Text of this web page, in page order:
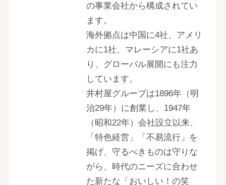
の事業会社から構成されてい
ます。
海外拠点は中国に4社、アメリ
カに1社、マレーシアに1社あ
り、グローバル展開にも注力
しています。
井村屋グループは1896年（明
治29年）に創業し、1947年
（昭和22年）会社設立以来、
「特色経営」「不易流行」を
掲げ、守るべきものは守りな
がら、時代のニーズに合わせ
た新たな「おいしい！の笑